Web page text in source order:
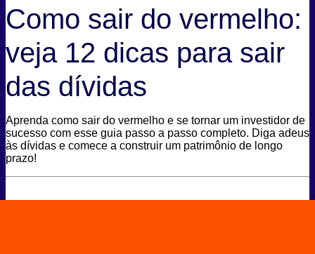
Como sair do vermelho:
veja 12 dicas para sair
das dívidas
Aprenda como sair do vermelho e se tornar um investidor de
sucesso com esse guia passo a passo completo. Diga adeus
às dívidas e comece a construir um patrimônio de longo
prazo!